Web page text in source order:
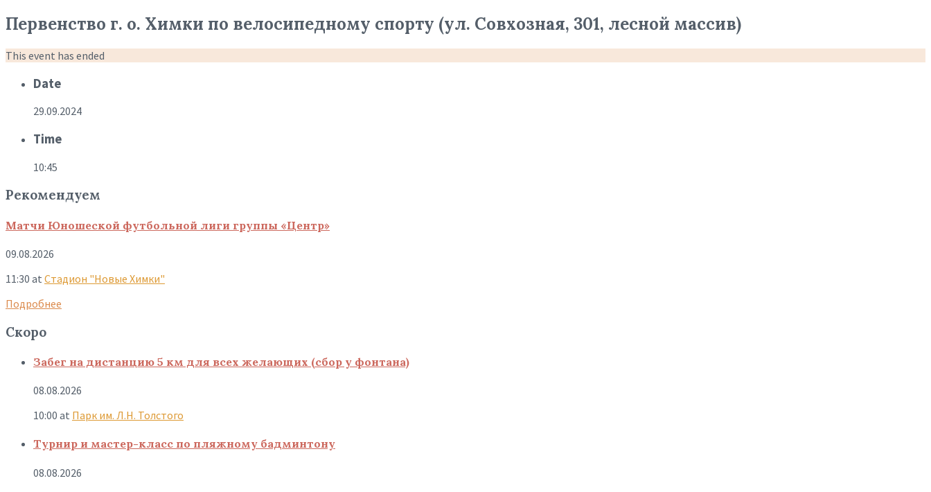
Первенство г. о. Химки по велосипедному спорту (ул. Совхозная, 301, лесной массив)
This event has ended
Date
29.09.2024
Time
10:45
Рекомендуем
Матчи Юношеской футбольной лиги группы «Центр»
09.08.2026
11:30 at Стадион "Новые Химки"
Подробнее
Скоро
Забег на дистанцию 5 км для всех желающих (сбор у фонтана)
08.08.2026
10:00 at Парк им. Л.Н. Толстого
Турнир и мастер-класс по пляжному бадминтону
08.08.2026